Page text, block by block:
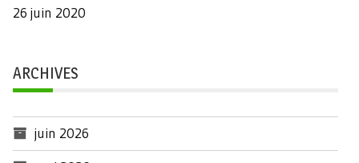
26 juin 2020
ARCHIVES
juin 2026